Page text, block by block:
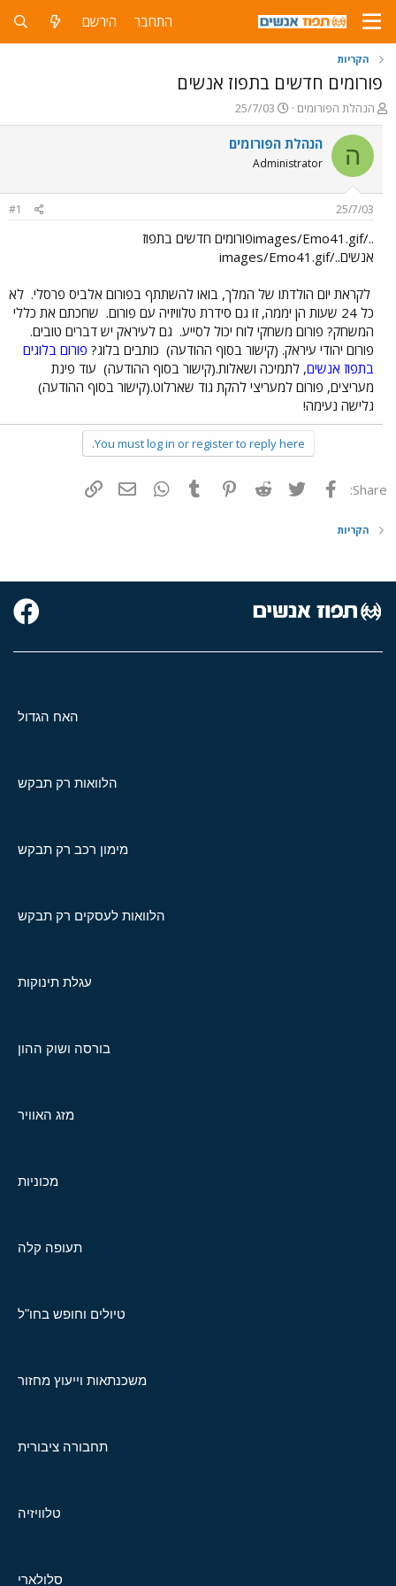
התחבר הירשם
הקריות
פורומים חדשים בתפוז אנשים
פ
ו
ת
ח
ה
ש
הנהלת הפורומים
פ
ו
ר
ם
ר
י
ך
25/7/03
ה הנהלת הפורומים
Administrator
25/7/03
#1
../images/Emo41.gifפורומים חדשים בתפוז
אנשים../images/Emo41.gif
לקראת יום הולדתו של המלך, בואו להשתתף בפורום אלביס פרסלי. לא
כל 24 שעות הן יממה, זו גם סידרת טלוויזיה עם פורום.
שחכתם את כללי
המשחק? פורום משחקי לוח יכול לסייע. גם לעיראק יש דברים טובים.
פורום יהודי עיראק. (קישור בסוף ההודעה) כותבים בלוג? פורום בלוגים
בתפוז אנשים, לתמיכה ושאלות.(קישור בסוף ההודעה) עוד פינת
מעריצים, פורום למעריצי להקת גוד שארלוט.(קישור בסוף ההודעה)
גלישה נעימה!
You must log in or register to reply here.
Share: פייסבוק Twitter
Reddit
Pinterest
Tumblr
WhatsAppדואר אלקטרוני
הקריות
האח הגדול
הלוואות רק תבקש
מימון רכב רק תבקש
הלוואות לעסקים רק תבקש
עגלת תינוקות
בורסה ושוק ההון
מזג האוויר
מכוניות
תעופה קלה
טיולים וחופש בחו"ל
משכנתאות וייעוץ מחזור
תחבורה ציבורית
טלוויזיה
סלולארי